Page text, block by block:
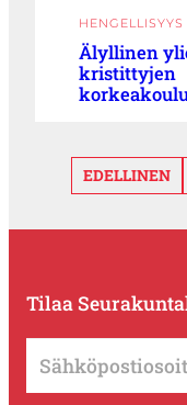
HENGELLISYYS
Älyllinen
kristittyjen
EDELLINEN
Tilaa